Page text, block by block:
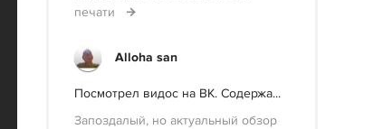
печати
Alloha san
Посмотрел видос на ВК. Содержа...
Запоздалый, но актуальный обзор